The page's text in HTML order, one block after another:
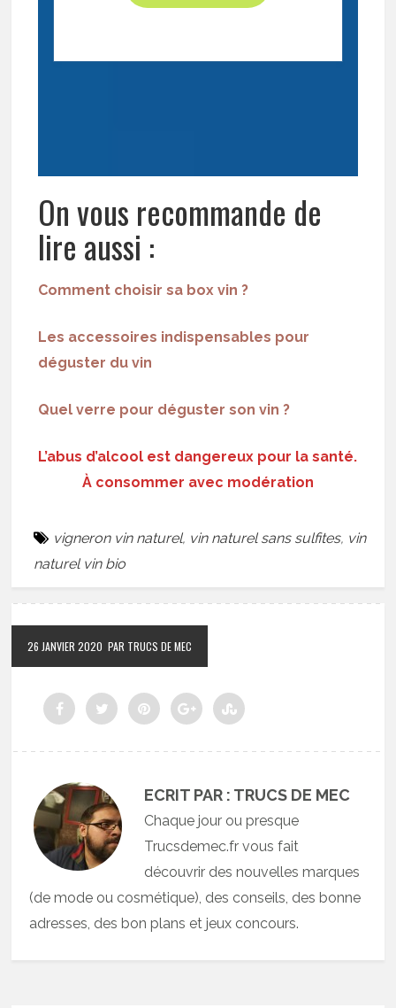
On vous recommande de
lire aussi :
Comment choisir sa box vin ?
Les accessoires indispensables pour
déguster du vin
Quel verre pour déguster son vin ?
L’abus d’alcool est dangereux pour la santé.
À consommer avec modération
vigneron vin naturel, vin naturel sans sulfites, vin
naturel vin bio
26 JANVIER 2020 PAR TRUCS DE MEC
ECRIT PAR : TRUCS DE MEC
Chaque jour ou presque
Trucsdemec.fr vous fait
découvrir des nouvelles marques
(de mode ou cosmétique), des conseils, des bonne
adresses, des bon plans et jeux concours.